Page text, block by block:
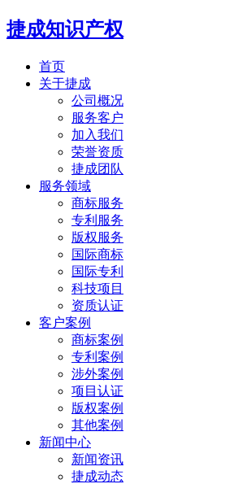
捷成知识产权
首页
关于捷成
公司概况
服务客户
加入我们
荣誉资质
捷成团队
服务领域
商标服务
专利服务
版权服务
国际商标
国际专利
科技项目
资质认证
客户案例
商标案例
专利案例
涉外案例
项目认证
版权案例
其他案例
新闻中心
新闻资讯
捷成动态